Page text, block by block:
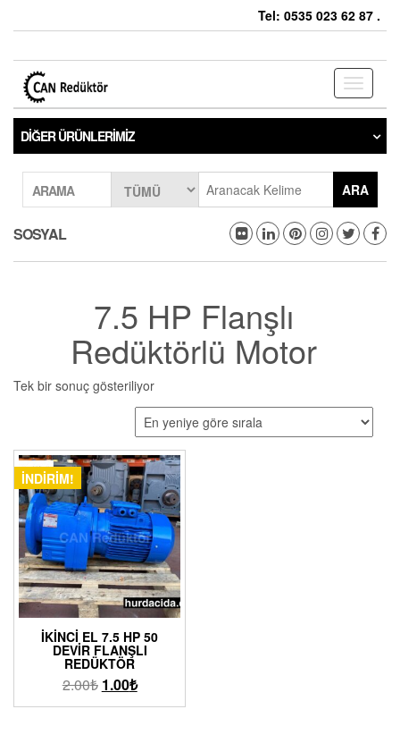
Tel: 0535 023 62 87 .
Toggle
DIĞER ÜRÜNLERIMIZ
ARAMA ARA
SOSYAL
7.5 HP Flanşlı
Redüktörlü Motor
Tek bir sonuç gösteriliyor
İNDIRIM!
İKINCI EL 7.5 HP 50
DEVIR FLANŞLI
REDÜKTÖR
2.00₺ 1.00₺